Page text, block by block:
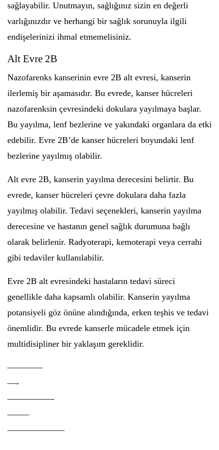
sağlayabilir. Unutmayın, sağlığınız sizin en değerli
varlığınızdır ve herhangi bir sağlık sorunuyla ilgili
endişelerinizi ihmal etmemelisiniz.
Alt Evre 2B
Nazofarenks kanserinin evre 2B alt evresi, kanserin
ilerlemiş bir aşamasıdır. Bu evrede, kanser hücreleri
nazofarenksin çevresindeki dokulara yayılmaya başlar.
Bu yayılma, lenf bezlerine ve yakındaki organlara da etki
edebilir. Evre 2B’de kanser hücreleri boyundaki lenf
bezlerine yayılmış olabilir.
Alt evre 2B, kanserin yayılma derecesini belirtir. Bu
evrede, kanser hücreleri çevre dokulara daha fazla
yayılmış olabilir. Tedavi seçenekleri, kanserin yayılma
derecesine ve hastanın genel sağlık durumuna bağlı
olarak belirlenir. Radyoterapi, kemoterapi veya cerrahi
gibi tedaviler kullanılabilir.
Evre 2B alt evresindeki hastaların tedavi süreci
genellikle daha kapsamlı olabilir. Kanserin yayılma
potansiyeli göz önüne alındığında, erken teşhis ve tedavi
önemlidir. Bu evrede kanserle mücadele etmek için
multidisipliner bir yaklaşım gereklidir.
————
—-
—————-
——–
——————–